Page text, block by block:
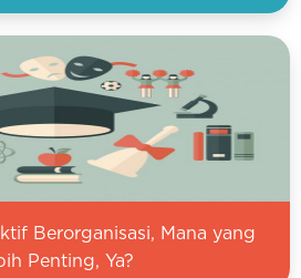
Berorganisasi, Mana yang
Penting, Ya?